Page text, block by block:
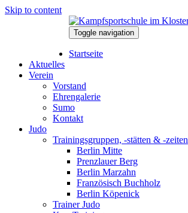
Skip to content
Toggle navigation
Startseite
Aktuelles
Verein
Vorstand
Ehrengalerie
Sumo
Kontakt
Judo
Trainingsgruppen, -stätten & -zeiten
Berlin Mitte
Prenzlauer Berg
Berlin Marzahn
Französisch Buchholz
Berlin Köpenick
Trainer Judo